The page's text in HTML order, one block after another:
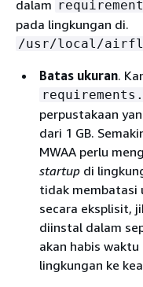
dalam
pada lingkungan di.
/usr/local/
Batas ukuran.
perpustakaan
dari 1 GB.
MWAA perlu
startup di
tidak membatasi
secara eksplisit,
diinstal dalam
akan habis
lingkungan ke